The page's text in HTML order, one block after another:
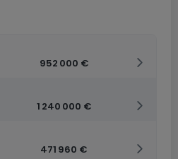
952 000 €
1 240 000 €
471 960 €